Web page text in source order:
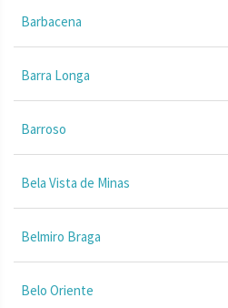
Barbacena
Barra Longa
Barroso
Bela Vista de Minas
Belmiro Braga
Belo Oriente